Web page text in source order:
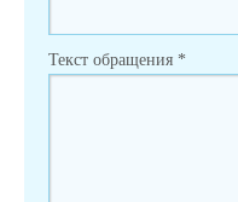
Текст обращения *